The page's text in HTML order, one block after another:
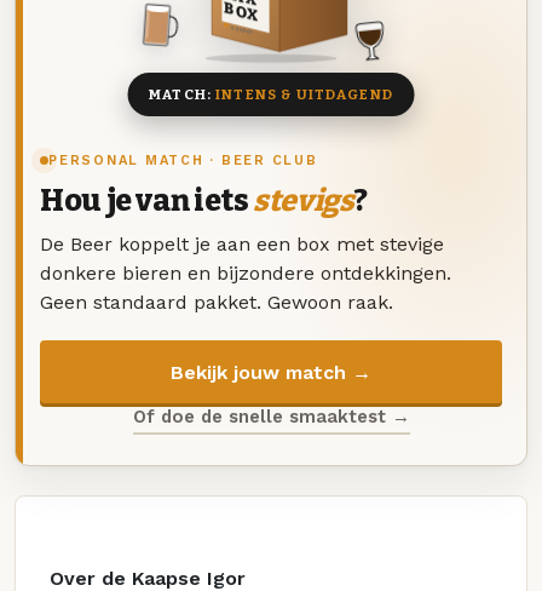
PERSONAL MATCH · BEER CLUB
Hou je van ietsstevigs?
De Beer koppelt je aan een box met stevige
donkere bieren en bijzondere ontdekkingen.
Geen standaard pakket. Gewoon raak.
Bekijk jouw match →
Of doe de snelle smaaktest →
BOX
8 BIEREN
MATCH:INTENS & UITDAGEND
Over de Kaapse Igor